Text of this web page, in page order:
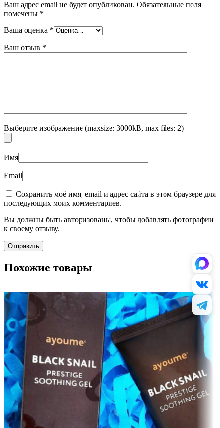
Ваш адрес email не будет опубликован. Обязательные поля
помечены *
Ваша оценка *
Ваш отзыв *
Выберите изображение (maxsize: 3000kB, max files: 2)
Имя
Email
Сохранить моё имя, email и адрес сайта в этом браузере для
последующих моих комментариев.
Вы должны быть авторизованы, чтобы добавлять фотографии
к своему отзыву.
Похожие товары